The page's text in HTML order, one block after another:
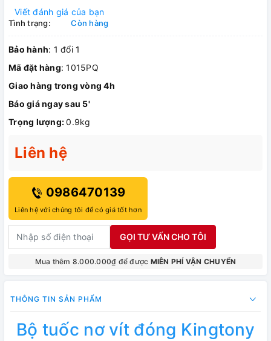
Viết đánh giá của bạn
Tình trạng: Còn hàng
Bảo hành: 1 đổi 1
Mã đặt hàng: 1015PQ
Giao hàng trong vòng 4h
Báo giá ngay sau 5'
Trọng lượng:0.9kg
Liên hệ
0986470139
Liên hệ với chúng tôi để có giá tốt hơn
GỌI TƯ VẤN CHO TÔI
Mua thêm 8.000.000₫ để được MIỄN PHÍ VẬN CHUYỂN
THÔNG TIN SẢN PHẨM
Bộ tuốc nơ vít đóng Kingtony